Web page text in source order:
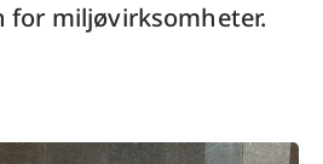
for miljøvirksomheter.